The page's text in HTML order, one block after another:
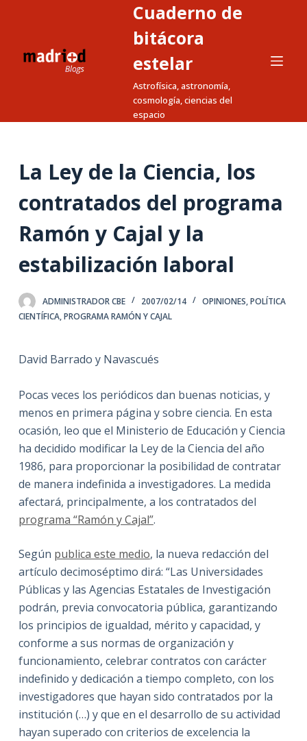
a
o
Cuaderno de
bitácora
estelar
Astrofísica, astronomía,
cosmología, ciencias del
espacio
La Ley de la Ciencia, los
contratados del programa
Ramón y Cajal y la
estabilización laboral
ADMINISTRADOR CBE 2007/02/14 OPINIONES,POLÍTICA
CIENTÍFICA,PROGRAMA RAMÓN Y CAJAL
David Barrado y Navascués
Pocas veces los periódicos dan buenas noticias, y
menos en primera página y sobre ciencia. En esta
ocasión, leo que el Ministerio de Educación y Ciencia
ha decidido modificar la Ley de la Ciencia del año
1986, para proporcionar la posibilidad de contratar
de manera indefinida a investigadores. La medida
afectará, principalmente, a los contratados del
programa “Ramón y Cajal”.
Según publica este medio, la nueva redacción del
artículo decimoséptimo dirá: “Las Universidades
Públicas y las Agencias Estatales de Investigación
podrán, previa convocatoria pública, garantizando
los principios de igualdad, mérito y capacidad, y
conforme a sus normas de organización y
funcionamiento, celebrar contratos con carácter
indefinido y dedicación a tiempo completo, con los
investigadores que hayan sido contratados por la
institución (…) y que en el desarrollo de su actividad
hayan superado con criterios de excelencia la